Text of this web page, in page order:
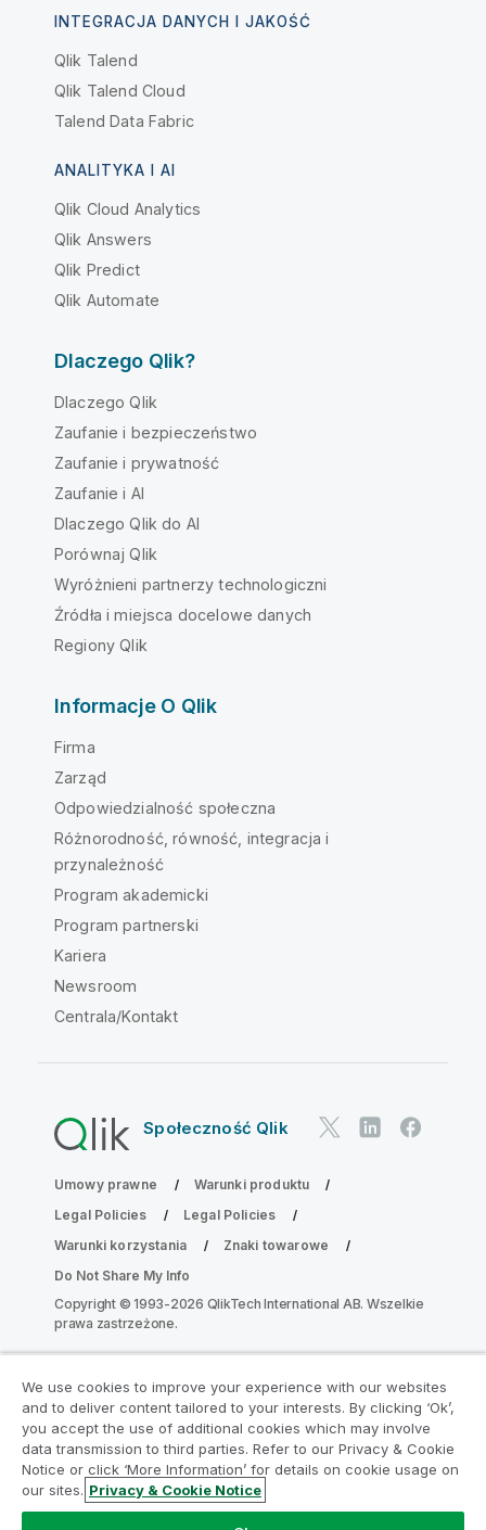
INTEGRACJA DANYCH I JAKOŚĆ
Qlik Talend
Qlik Talend Cloud
Talend Data Fabric
ANALITYKA I AI
Qlik Cloud Analytics
Qlik Answers
Qlik Predict
Qlik Automate
Dlaczego Qlik?
Dlaczego Qlik
Zaufanie i bezpieczeństwo
Zaufanie i prywatność
Zaufanie i AI
Dlaczego Qlik do AI
Porównaj Qlik
Wyróżnieni partnerzy technologiczni
Źródła i miejsca docelowe danych
Regiony Qlik
Informacje O Qlik
Firma
Zarząd
Odpowiedzialność społeczna
Różnorodność, równość, integracja i
przynależność
Program akademicki
Program partnerski
Kariera
Newsroom
Centrala/Kontakt
Społeczność Qlik
Umowy prawne
Warunki produktu
Legal Policies
Legal Policies
Warunki korzystania
Znaki towarowe
Do Not Share My Info
Copyright © 1993-2026 QlikTech International AB. Wszelkie
prawa zastrzeżone.
Dołącz do Programu Modernizacji
Analityki
Przeprowadź modernizację bez szkody dla Twoich
cennych aplikacji QlikView za pomocą programu
Analytics Modernization Program.
We use cookies to improve your experience with our websites
and to deliver content tailored to your interests. By clicking ‘Ok’,
you accept the use of additional cookies which may involve
data transmission to third parties. Refer to our Privacy & Cookie
Notice or click ‘More Information’ for details on cookie usage on
our sites. Privacy & Cookie Notice